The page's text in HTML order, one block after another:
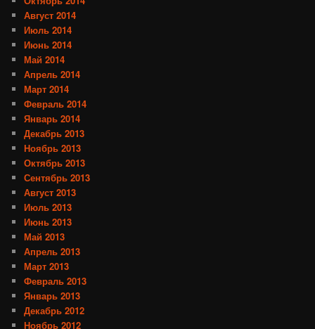
Август 2014
Июль 2014
Июнь 2014
Май 2014
Апрель 2014
Март 2014
Февраль 2014
Январь 2014
Декабрь 2013
Ноябрь 2013
Октябрь 2013
Сентябрь 2013
Август 2013
Июль 2013
Июнь 2013
Май 2013
Апрель 2013
Март 2013
Февраль 2013
Январь 2013
Декабрь 2012
Ноябрь 2012